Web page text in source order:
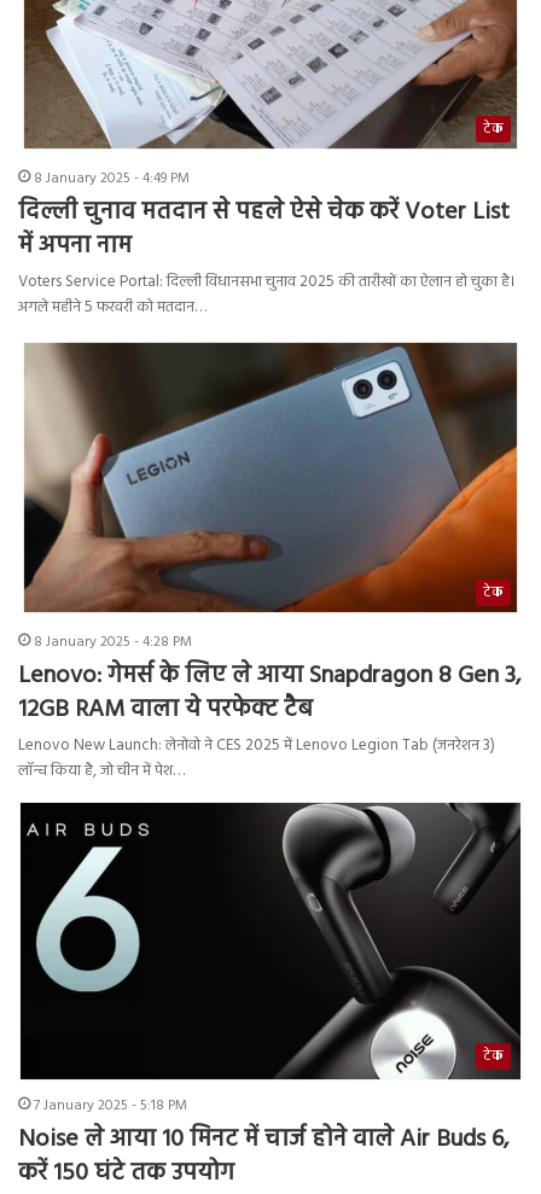
टेक
8 January 2025 - 4:49 PM
दिल्ली चुनाव मतदान से पहले ऐसे चेक करें Voter List
में अपना नाम
Voters Service Portal: दिल्ली विधानसभा चुनाव 2025 की तारीखों का ऐलान हो चुका है।
अगले महीने 5 फरवरी को मतदान…
टेक
8 January 2025 - 4:28 PM
Lenovo: गेमर्स के लिए ले आया Snapdragon 8 Gen 3,
12GB RAM वाला ये परफेक्‍ट टैब
Lenovo New Launch: लेनोवो ने CES 2025 में Lenovo Legion Tab (जनरेशन 3)
लॉन्च किया है, जो चीन में पेश…
टेक
7 January 2025 - 5:18 PM
Noise ले आया 10 म‍िनट में चार्ज होने वाले Air Buds 6,
करें 150 घंटे तक उपयोग